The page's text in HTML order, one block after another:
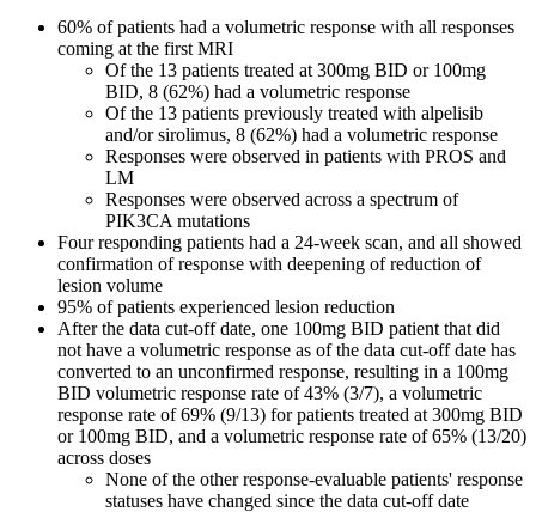
60% of patients had a volumetric response with all responses
coming at the first MRI
Of the 13 patients treated at 300mg BID or 100mg
BID, 8 (62%) had a volumetric response
Of the 13 patients previously treated with alpelisib
and/or sirolimus, 8 (62%) had a volumetric response
Responses were observed in patients with PROS and
LM
Responses were observed across a spectrum of
PIK3CA mutations
Four responding patients had a 24-week scan, and all showed
confirmation of response with deepening of reduction of
lesion volume
95% of patients experienced lesion reduction
After the data cut-off date, one 100mg BID patient that did
not have a volumetric response as of the data cut-off date has
converted to an unconfirmed response, resulting in a 100mg
BID volumetric response rate of 43% (3/7), a volumetric
response rate of 69% (9/13) for patients treated at 300mg BID
or 100mg BID, and a volumetric response rate of 65% (13/20)
across doses
None of the other response-evaluable patients' response
statuses have changed since the data cut-off date